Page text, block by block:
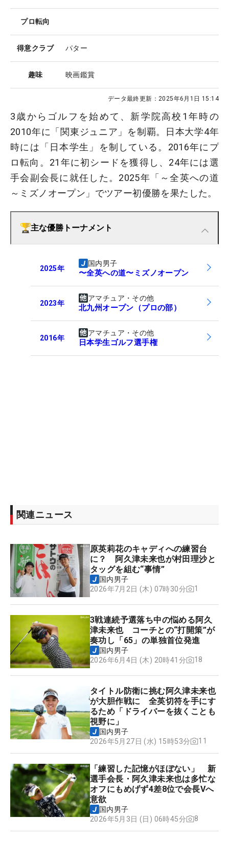
プロ転向
得意クラブ パター
趣味 映画鑑賞
データ最終更新： 2025年6月1日 15:14
3歳からゴルフを始めて、新学院高校1年時の
2010年に「関東ジュニア」を制覇。日本大学4年
時には「日本学生」を制している。2016年にプ
ロ転向。21年に初シードを獲得し、24年には選
手会副会長に就任した。2025年「～全英への道
～ミズノオープン」でツアー初優勝を果たした。
主な優勝トーナメント
2025年
国内男子
〜全英への道〜ミズノオープン
2023年
アマチュア・その他
北九州オープン（プロの部）
2016年
アマチュア・その他
日本学生ゴルフ選手権
関連ニュース
原英莉花のキャディへの練習台
に？ 阿久津未来也が村田理沙と
タッグを組む“事情”
国内男子
2026年7月2日 (木) 07時30分
1
3戦連続予選落ち中の悩める阿久
津未来也 コーチとの“打開策”が
奏功し「65」の単独首位発進
国内男子
2026年6月4日 (木) 20時41分
18
タイトル防衛に挑む阿久津未来也
が大胆作戦に 全英切符を手にす
るため「ドライバーを抜くことも
視野に」
国内男子
2026年5月27日 (水) 15時53分
11
「練習した記憶がほぼない」 新
選手会長・阿久津未来也は多忙な
オフにもめげず4差8位で会長Vへ
意欲
国内男子
2026年5月3日 (日) 06時45分
8